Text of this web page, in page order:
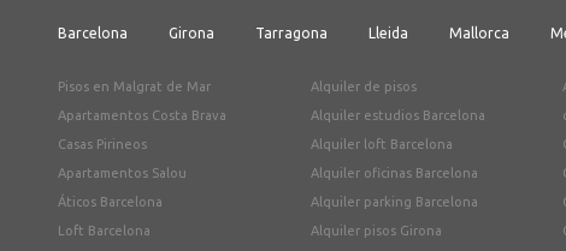
Barcelona Girona Tarragona Lleida Mallorca
Pisos en Malgrat de Mar
Apartamentos Costa Brava
Casas Pirineos
Apartamentos Salou
Áticos Barcelona
Loft Barcelona
Alquiler de pisos
Alquiler estudios Barcelona
Alquiler loft Barcelona
Alquiler oficinas Barcelona
Alquiler parking Barcelona
Alquiler pisos Girona